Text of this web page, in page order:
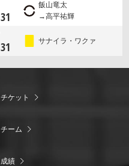
31
飯山竜太
高平祐輝
31 サナイラ・ワクァ
チケット
チーム
成績